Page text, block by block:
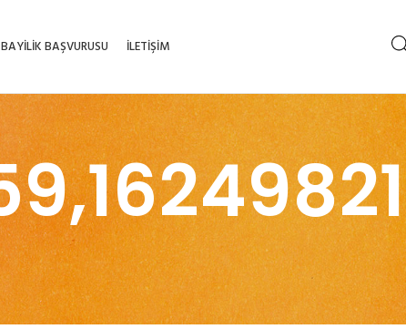
BAYİLİK BAŞVURUSU İLETİŞİM